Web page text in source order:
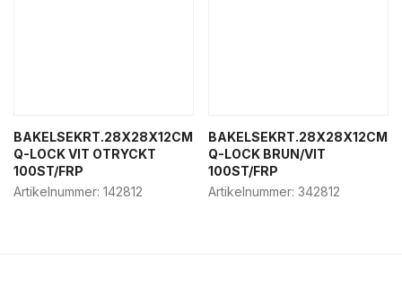
BAKELSEKRT.28X28X12CM
Q-LOCK VIT OTRYCKT
100ST/FRP
Artikelnummer: 142812
BAKELSEKRT.28X28X12CM
Q-LOCK BRUN/VIT
100ST/FRP
Artikelnummer: 342812